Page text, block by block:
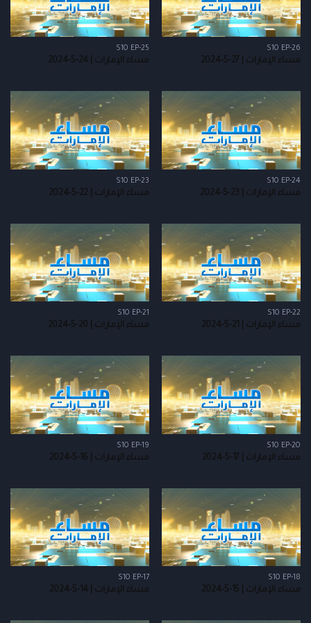
S10 EP-26
مساء الإمارات | 27-5-2024
S10 EP-25
مساء الإمارات | 24-5-2024
S10 EP-24
مساء الإمارات | 23-5-2024
S10 EP-23
مساء الإمارات | 22-5-2024
S10 EP-22
مساء الإمارات | 21-5-2024
S10 EP-21
مساء الإمارات | 20-5-2024
S10 EP-20
مساء الإمارات | 17-5-2024
S10 EP-19
مساء الإمارات | 16-5-2024
S10 EP-18
مساء الإمارات | 15-5-2024
S10 EP-17
مساء الإمارات | 14-5-2024